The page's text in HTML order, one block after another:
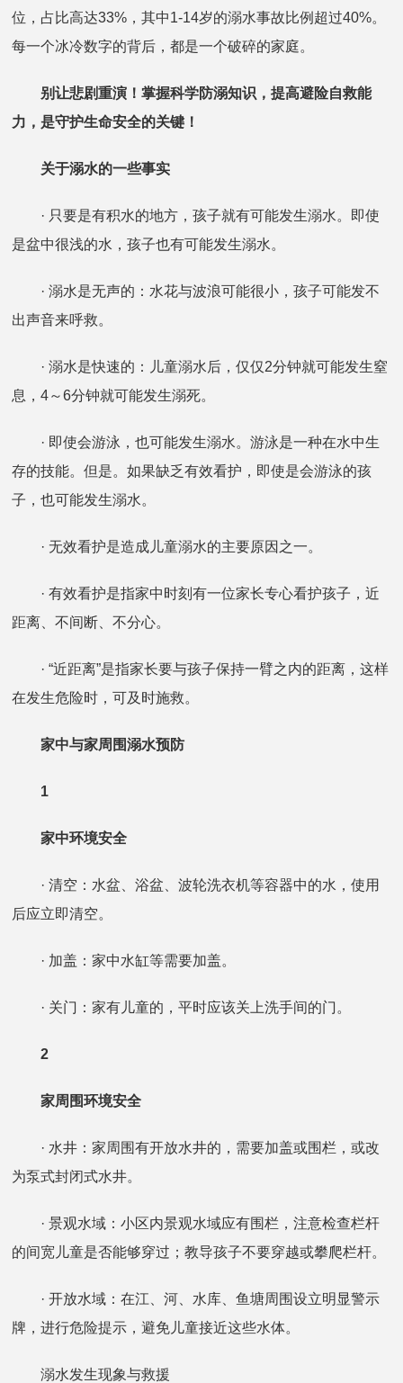
位，占比高达33%，其中1-14岁的溺水事故比例超过40%。
每一个冰冷数字的背后，都是一个破碎的家庭。
别让悲剧重演！掌握科学防溺知识，提高避险自救能
力，是守护生命安全的关键！
关于溺水的一些事实
· 只要是有积水的地方，孩子就有可能发生溺水。即使
是盆中很浅的水，孩子也有可能发生溺水。
· 溺水是无声的：水花与波浪可能很小，孩子可能发不
出声音来呼救。
· 溺水是快速的：儿童溺水后，仅仅2分钟就可能发生窒
息，4～6分钟就可能发生溺死。
· 即使会游泳，也可能发生溺水。游泳是一种在水中生
存的技能。但是。如果缺乏有效看护，即使是会游泳的孩
子，也可能发生溺水。
· 无效看护是造成儿童溺水的主要原因之一。
· 有效看护是指家中时刻有一位家长专心看护孩子，近
距离、不间断、不分心。
· “近距离”是指家长要与孩子保持一臂之内的距离，这样
在发生危险时，可及时施救。
家中与家周围溺水预防
1
家中环境安全
· 清空：水盆、浴盆、波轮洗衣机等容器中的水，使用
后应立即清空。
· 加盖：家中水缸等需要加盖。
· 关门：家有儿童的，平时应该关上洗手间的门。
2
家周围环境安全
· 水井：家周围有开放水井的，需要加盖或围栏，或改
为泵式封闭式水井。
· 景观水域：小区内景观水域应有围栏，注意检查栏杆
的间宽儿童是否能够穿过；教导孩子不要穿越或攀爬栏杆。
· 开放水域：在江、河、水库、鱼塘周围设立明显警示
牌，进行危险提示，避免儿童接近这些水体。
溺水发生现象与救援